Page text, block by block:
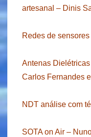
artesanal – Dinis
Redes de
Antenas
Carlos Fernandes
NDT análise com
SOTA on Air –